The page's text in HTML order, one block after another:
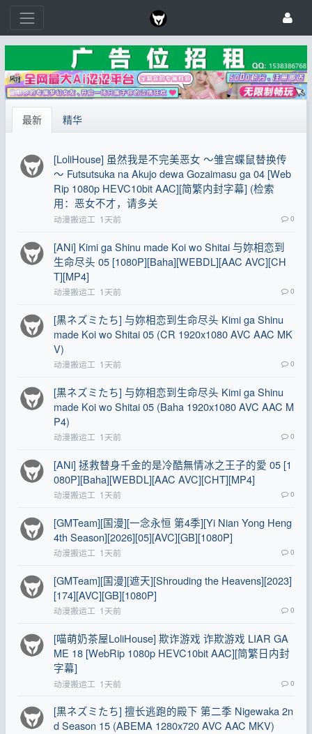
最新 精华
[LoliHouse] 虽然我是不完美恶女 ～雏宫蝶鼠替换传
～ Futsutsuka na Akujo dewa Gozaimasu ga 04 [Web
Rip 1080p HEVC10bit AAC][简繁内封字幕] (检索
用：恶女不才，请多关
动漫搬运工 1天前 0
[ANi] Kimi ga Shinu made Koi wo Shitai 与妳相恋到
生命尽头 05 [1080P][Baha][WEBDL][AAC AVC][CH
T][MP4]
动漫搬运工 1天前 0
[黒ネズミたち] 与妳相恋到生命尽头 Kimi ga Shinu
made Koi wo Shitai 05 (CR 1920x1080 AVC AAC MK
V)
动漫搬运工 1天前 0
[黒ネズミたち] 与妳相恋到生命尽头 Kimi ga Shinu
made Koi wo Shitai 05 (Baha 1920x1080 AVC AAC M
P4)
动漫搬运工 1天前 0
[ANi] 拯救替身千金的是冷酷無情冰之王子的愛 05 [1
080P][Baha][WEBDL][AAC AVC][CHT][MP4]
动漫搬运工 1天前 0
[GMTeam][国漫][一念永恒 第4季][Yi Nian Yong Heng
4th Season][2026][05][AVC][GB][1080P]
动漫搬运工 1天前 0
[GMTeam][国漫][遮天][Shrouding the Heavens][2023]
[174][AVC][GB][1080P]
动漫搬运工 1天前 0
[喵萌奶茶屋LoliHouse] 欺诈游戏 诈欺游戏 LIAR GA
ME 18 [WebRip 1080p HEVC10bit AAC][简繁日内封
字幕]
动漫搬运工 1天前 0
[黒ネズミたち] 擅长逃跑的殿下 第二季 Nigewaka 2n
d Season 15 (ABEMA 1280x720 AVC AAC MKV)